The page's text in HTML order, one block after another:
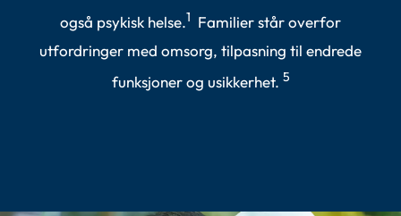
også psykisk helse.1 Familier står overfor
utfordringer med omsorg, tilpasning til endrede
funksjoner og usikkerhet. 5